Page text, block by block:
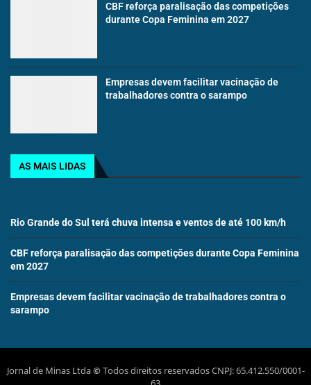
CBF reforça paralisação das competições
durante Copa Feminina em 2027
Empresas devem facilitar vacinação de
trabalhadores contra o sarampo
AS MAIS LIDAS
Rio Grande do Sul terá chuva intensa e ventos de até 100 km/h
CBF reforça paralisação das competições durante Copa Feminina
em 2027
Empresas devem facilitar vacinação de trabalhadores contra o
sarampo
Jornal de Minas Ltda©Todos direitos reservados CNPJ: 65.412.550/0001-